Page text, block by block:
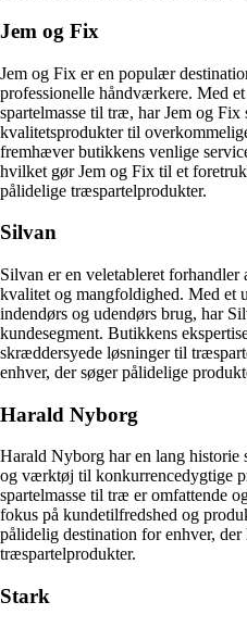
Jem og Fix
Jem og Fix er en populær
professionelle håndværkere. Med
spartelmasse til træ, har Jem og
kvalitetsprodukter til
fremhæver butikkens venlige
hvilket gør Jem og Fix til et
pålidelige træspartelprodukter.
Silvan
Silvan er en veletableret
kvalitet og mangfoldighed. Med et
indendørs og udendørs brug, har
kundesegment. Butikkens
skræddersyede løsninger til
enhver, der søger pålidelige
Harald Nyborg
Harald Nyborg har en lang historie
og værktøj til konkurrencedygtige
spartelmasse til træ er omfattende
fokus på kundetilfredshed og
pålidelig destination for enhver,
træspartelprodukter.
Stark